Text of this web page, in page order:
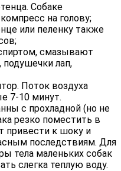
Собаке
на голову;
или пеленку также
смазывают
подушечки лап,
Поток воздуха
7-10 минут.
с прохладной (но не
резко поместить в
привести к шоку и
последствиям. Для
тела маленьких собак
слегка теплую воду.